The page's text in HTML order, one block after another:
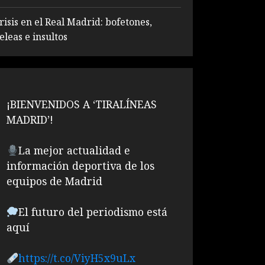
en el Real Madrid: bofetones,
e insultos
¡BIENVENIDOS A ‘TIRALÍNEAS
MADRID’!
La mejor actualidad e
información deportiva de los
equipos de Madrid
El futuro del periodismo está
aquí
https://t.co/ViyH5x9uLx